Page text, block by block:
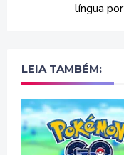
língua
LEIA TAMBÉM: